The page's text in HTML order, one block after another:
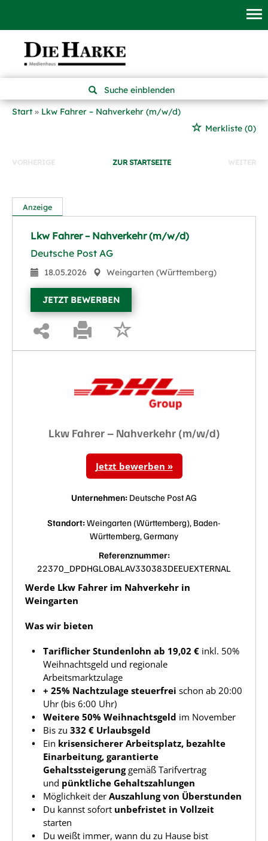
Suche einblenden
Start
Lkw Fahrer – Nahverkehr (m/w/d)
Merkliste (0)
VORHERIGE ZUR STARTSEITE WEITER
Anzeige
Lkw Fahrer – Nahverkehr (m/w/d)
Deutsche Post AG
18.05.2026 Weingarten (Württemberg)
JETZT BEWERBEN